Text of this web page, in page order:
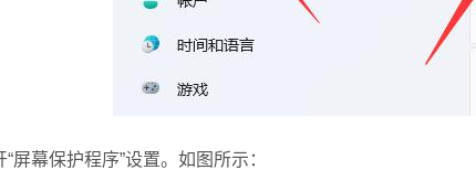
幕保护程序”设置。如图所示：